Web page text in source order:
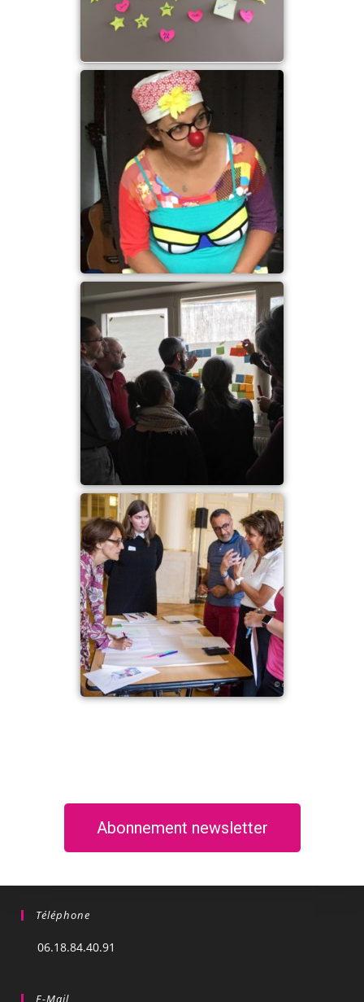
Abonnement newsletter
Téléphone
06.18.84.40.91
E-Mail